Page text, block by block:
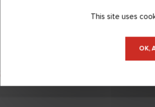
This site uses
OK,